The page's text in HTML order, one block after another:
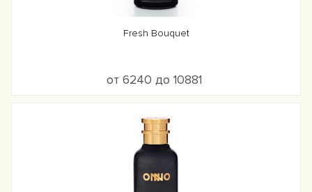
Fresh Bouquet
от 6240 до 10881